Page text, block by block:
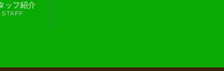
ッフ紹介
STAFF